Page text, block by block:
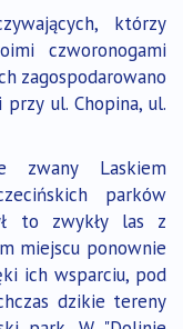
którzy
czworonogami
zagospodarowano
ul. Chopina, ul.
zwany Laskiem
parków
to zwykły las z
miejscu ponownie
ich wsparciu, pod
dzikie tereny